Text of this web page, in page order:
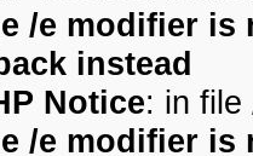
/e modifier
instead
Notice: in file
/e modifier